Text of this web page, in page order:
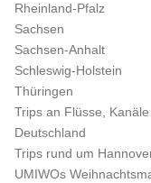
Rheinland-Pfalz
Sachsen
Sachsen-Anhalt
Schleswig-Holstein
Thüringen
Trips an Flüsse,
Deutschland
Trips rund um
UMIWOs